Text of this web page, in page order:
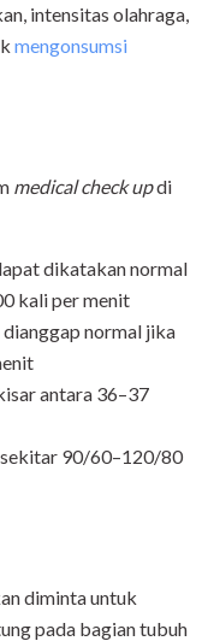
intensitas olahraga,
mengonsumsi
medical check updi
dikatakan normal
kali per menit
dianggap normal jika
antara 36–37
sekitar 90/60–120/80
diminta untuk
pada bagian tubuh